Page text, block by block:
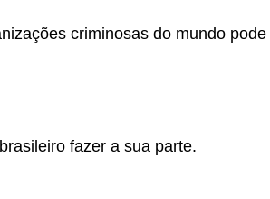
criminosas do mundo
fazer a sua parte.